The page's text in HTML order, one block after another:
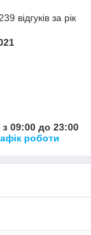
відгуків за рік
09:00 до 23:00
роботи